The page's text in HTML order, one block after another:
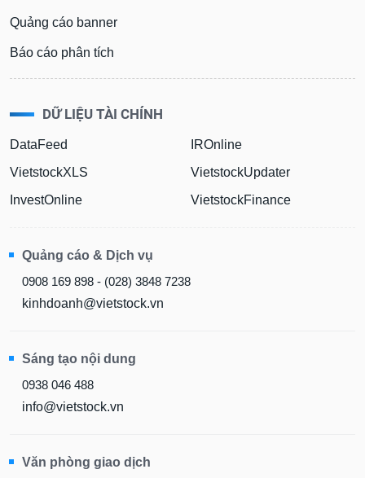
Quảng cáo banner
Báo cáo phân tích
DỮ LIỆU TÀI CHÍNH
DataFeed
VietstockXLS
InvestOnline
IROnline
VietstockUpdater
VietstockFinance
Quảng cáo & Dịch vụ
0908 169 898 - (028) 3848 7238
kinhdoanh@vietstock.vn
Sáng tạo nội dung
0938 046 488
info@vietstock.vn
Văn phòng giao dịch